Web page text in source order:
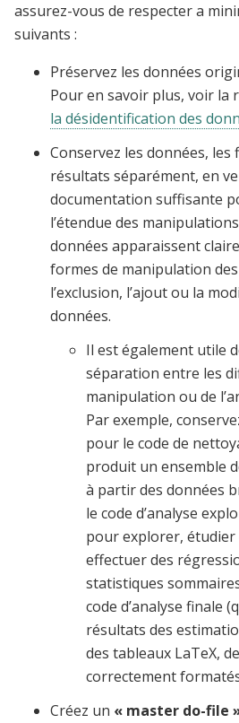
assurez-vous de respecter a
suivants :
Préservez les données
Pour en savoir plus, voir la
la désidentification des
Conservez les données, les
résultats séparément, en
documentation suffisante
l’étendue des
données apparaissent
formes de manipulation
l’exclusion, l’ajout ou la
données.
Il est également utile
séparation entre les
manipulation ou de
Par exemple,
pour le code de
produit un ensemble
à partir des données
le code d’analyse
pour explorer,
effectuer des
statistiques
code d’analyse finale
résultats des
des tableaux LaTeX,
correctement
Créez un « master do-file